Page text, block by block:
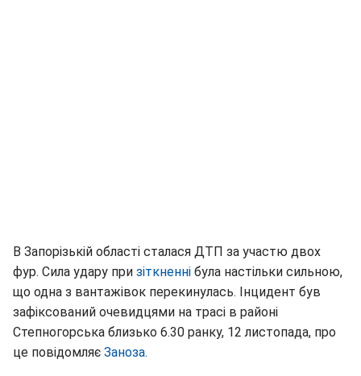
В Запорізькій області сталася ДТП за участю двох
фур. Сила удару при зіткненні була настільки сильною,
що одна з вантажівок перекинулась. Інцидент був
зафіксований очевидцями на трасі в районі
Степногорська близько 6.30 ранку, 12 листопада, про
це повідомляє Заноза.